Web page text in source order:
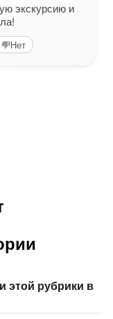
экскурсию и
Нет
этой рубрики в